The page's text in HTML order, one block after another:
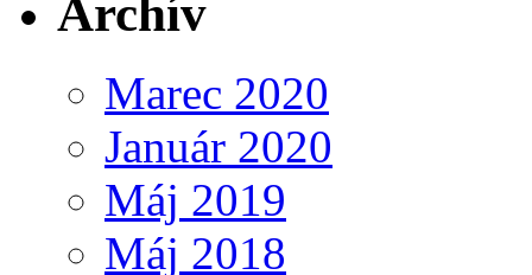
Archív
Marec 2020
Január 2020
Máj 2019
Máj 2018